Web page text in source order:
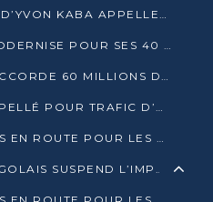
L’ASSOCIATION LES AMIS D’YVON KABA APPELLENT DENIS SASSOU N’GUESSO À SE PORTER CANDIDAT
CONGO : LE BCBTP SE MODERNISE POUR SES 40 ANS D’EXISTENCE
LA BANQUE MONDIALE ACCORDE 60 MILLIONS DE DOLLARS POUR LA RÉSILIENCE URBAINE AU CONGO
NKAYI : UN HOMME INTERPELLÉ POUR TRAFIC D’UN BÉBÉ CHIMPANZÉ
55 ÉTUDIANTS CONGOLAIS EN ROUTE POUR LES UNIVERSITÉS ALGÉRIENNES
LE GOUVERNEMENT CONGOLAIS SUSPEND L’IMPORTATION DES MACHETTES ET DES MOTOS